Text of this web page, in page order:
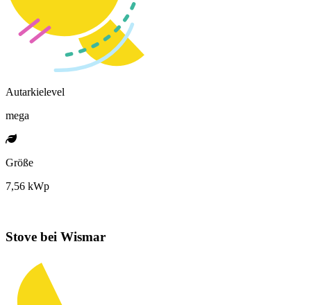
Autarkielevel
mega
Größe
7,56 kWp
Stove bei Wismar